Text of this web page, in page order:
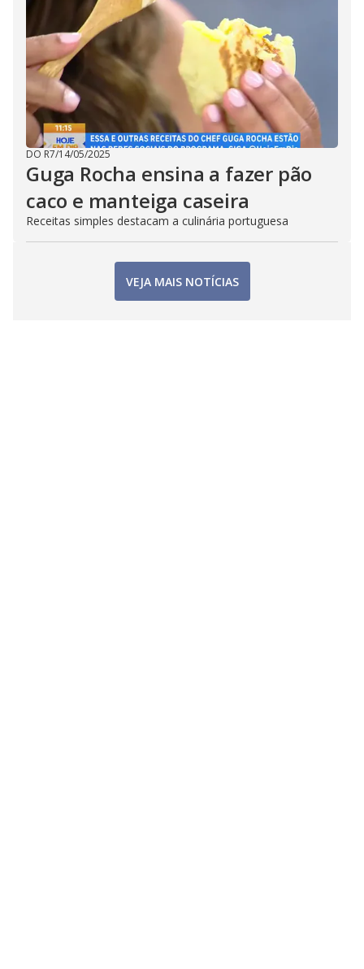
DO R7/14/05/2025
Guga Rocha ensina a fazer pão
caco e manteiga caseira
Receitas simples destacam a culinária portuguesa
VEJA MAIS NOTÍCIAS